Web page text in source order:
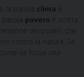
la parola clima
parola povero è scritta
dei poveri, che
contro la natura. Se
se fosse una